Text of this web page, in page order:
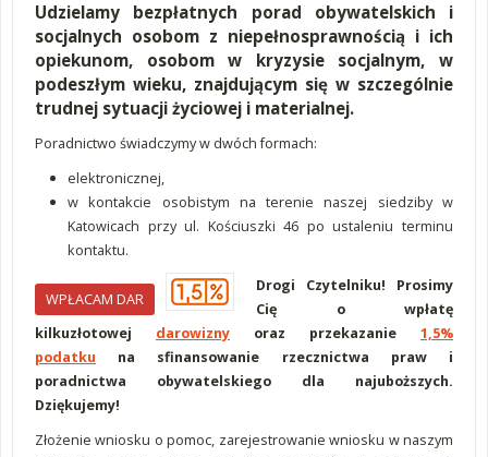
Udzielamy bezpłatnych porad obywatelskich i
socjalnych osobom z niepełnosprawnością i ich
opiekunom, osobom w kryzysie socjalnym, w
podeszłym wieku, znajdującym się w szczególnie
trudnej sytuacji życiowej i materialnej.
Poradnictwo świadczymy w dwóch formach:
elektronicznej,
w kontakcie osobistym na terenie naszej siedziby w
Katowicach przy ul. Kościuszki 46 po ustaleniu terminu
kontaktu.
WPŁACAM DAR
Drogi Czytelniku! Prosimy
Cię o wpłatę
kilkuzłotowej darowizny oraz przekazanie 1,5%
podatku na sfinansowanie rzecznictwa praw i
poradnictwa obywatelskiego dla najuboższych.
Dziękujemy!
Złożenie wniosku o pomoc, zarejestrowanie wniosku w naszym